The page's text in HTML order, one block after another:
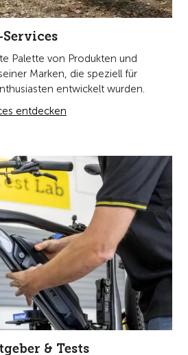
Palette von Produkten und
Marken, die speziell für
entwickelt wurden.
entdecken
& Tests